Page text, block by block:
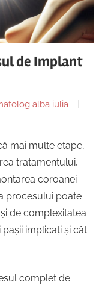
de Implant
alba iulia
mai multe etape,
tratamentului,
coroanei
procesului poate
de complexitatea
implicați și cât
complet de